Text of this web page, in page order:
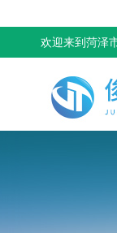
欢迎来到菏泽